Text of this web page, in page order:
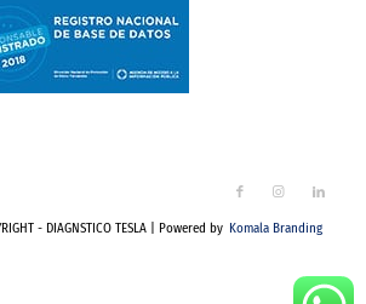
- DIAGNSTICO TESLA | Powered by Komala Branding